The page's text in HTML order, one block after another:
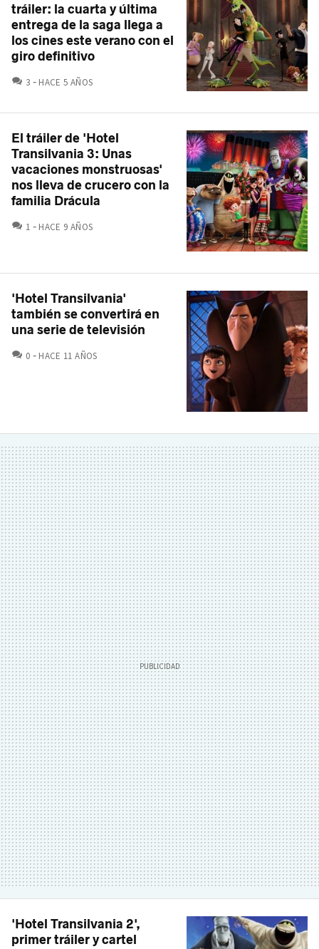
tráiler: la cuarta y última
entrega de la saga llega a
los cines este verano con el
giro definitivo
3 COMENTARIOS
HACE 5 AÑOS
El tráiler de 'Hotel
Transilvania 3: Unas
vacaciones monstruosas'
nos lleva de crucero con la
familia Drácula
1 COMENTARIOS
HACE 9 AÑOS
'Hotel Transilvania'
también se convertirá en
una serie de televisión
0 COMENTARIOS
HACE 11 AÑOS
'Hotel Transilvania 2',
primer tráiler y cartel